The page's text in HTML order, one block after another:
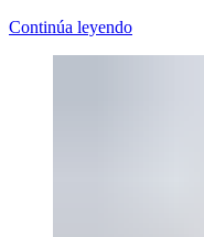
Continúa leyendo